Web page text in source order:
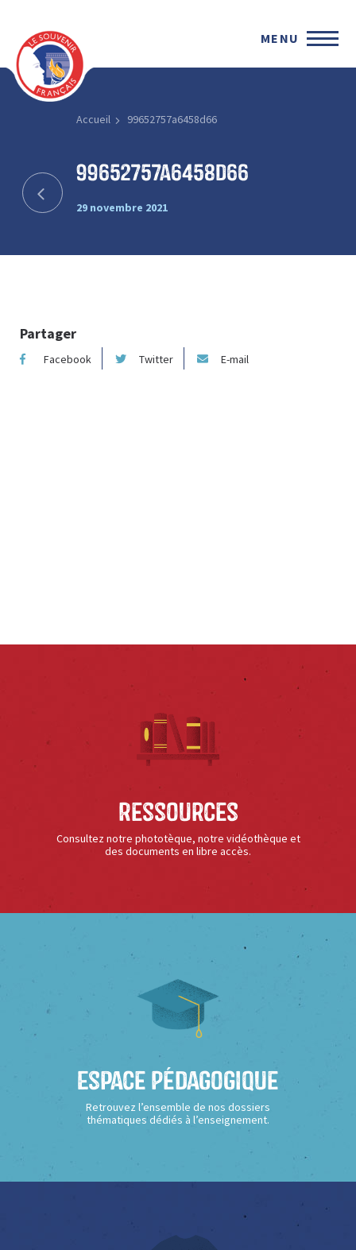
MENU
Accueil 99652757a6458d66
99652757a6458d66
29 novembre 2021
Partager
Facebook Twitter E-mail
Ressources
Consultez notre phototèque, notre vidéothèque et
des documents en libre accès.
Espace Pédagogique
Retrouvez l’ensemble de nos dossiers
thématiques dédiés à l’enseignement.